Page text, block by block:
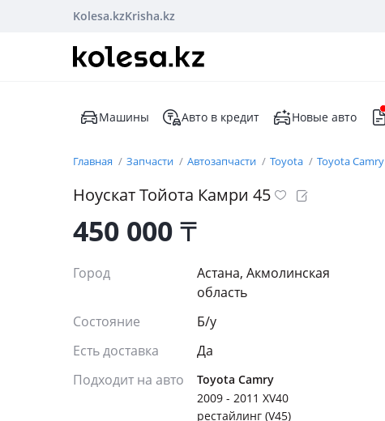
Kolesa.kzKrisha.kz
Машины Авто в кредит Новые авто
Главная Запчасти Автозапчасти Toyota Toyota Camry
Ноускат Тойота Камри 45
450 000₸
Город
Астана, Акмолинская
область
Состояние
Б/y
Есть доставка
Да
Подходит на авто
Toyota Camry
2009 - 2011 XV40
рестайлинг (V45)